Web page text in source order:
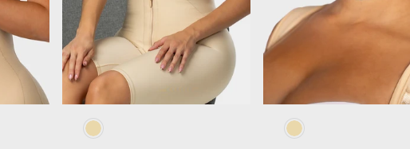
ELEGIR OPCIONES ELEGIR OPCIONES